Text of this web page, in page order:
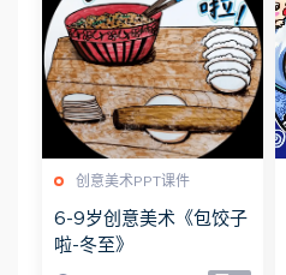
创意美术PPT课件
6-9岁创意美术《包饺子
啦-冬至》